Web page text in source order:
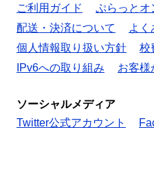
ご利用ガイド
ぷらっとオ
配送・決済について
よく
個人情報取り扱い方針
校
IPv6への取り組み
お客様
ソーシャルメディア
Twitter公式アカウント